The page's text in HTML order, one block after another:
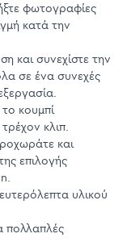
φωτογραφίες
κατά την
και συνεχίστε την
σε ένα συνεχές
κουμπί
κλιπ.
και
επιλογής
υλικού
πολλαπλές